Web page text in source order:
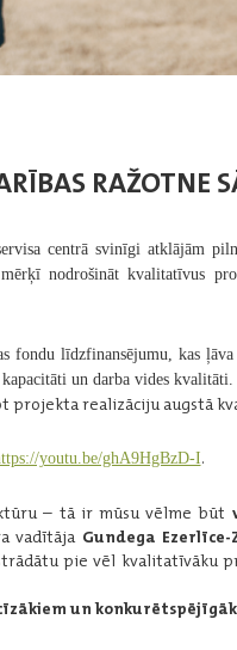
RAŽOTNE
centrā svinīgi atklājām
nodrošināt kvalitatīvus
fondu līdzfinansējumu, kas
un darba vides kvalitāti.
projekta realizāciju augstā
youtu.be/ghA9HgBzD-I.
– tā ir mūsu vēlme būt
vadītāja Gundega Ezerlīce-
pie vēl kvalitatīvāku
un